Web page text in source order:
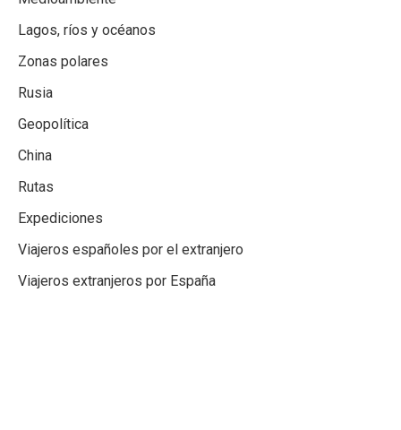
Lagos, ríos y océanos
Zonas polares
Rusia
Geopolítica
China
Rutas
Expediciones
Viajeros españoles por el extranjero
Viajeros extranjeros por España